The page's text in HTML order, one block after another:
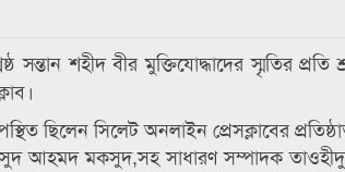
সন্তান শহীদ বীর মুক্তিযোদ্ধাদের স্মৃতির প্রতি
ছিলেন সিলেট অনলাইন প্রেসক্লাবের
আহমদ মকসুদ,সহ সাধারণ সম্পাদক